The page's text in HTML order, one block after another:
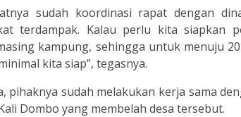
sudah koordinasi rapat dengan
terdampak. Kalau perlu kita siapkan
kampung, sehingga untuk menuju
kita siap”, tegasnya.
pihaknya sudah melakukan kerja sama
Dombo yang membelah desa tersebut.